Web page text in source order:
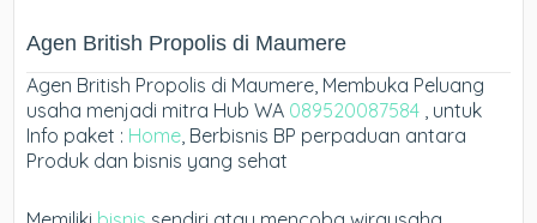
Agen British Propolis di Maumere
Agen British Propolis di Maumere, Membuka Peluang
usaha menjadi mitra Hub WA 089520087584 , untuk
Info paket : Home, Berbisnis BP perpaduan antara
Produk dan bisnis yang sehat